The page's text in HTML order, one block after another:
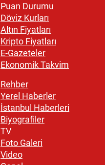
Puan Durumu
Döviz Kurları
Altın Fiyatları
Kripto Fiyatları
E-Gazeteler
Ekonomik Takvim
Rehber
Yerel Haberler
İstanbul Haberleri
Biyografiler
TV
Foto Galeri
Video